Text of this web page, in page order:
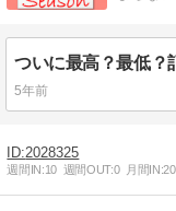
5年前
2028325
週間IN:10 週間OUT:0 月間IN:20